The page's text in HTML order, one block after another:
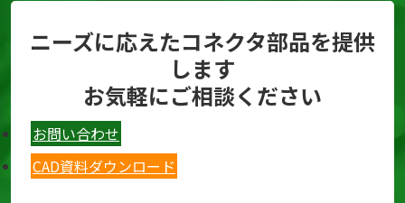
ニーズに応えたコネクタ部品を提供
します
お気軽にご相談ください
お問い合わせ
CAD資料ダウンロード